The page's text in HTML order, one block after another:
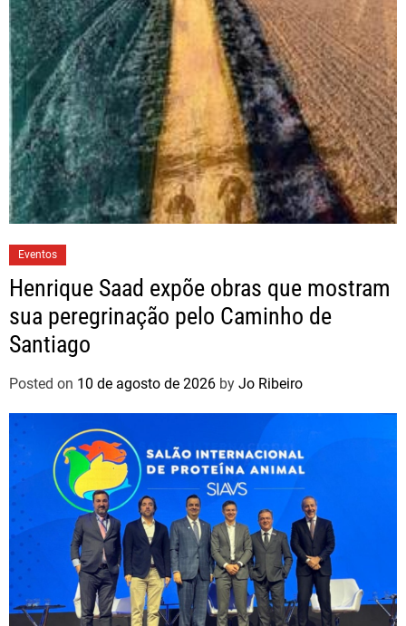
Eventos
Henrique Saad expõe obras que mostram
sua peregrinação pelo Caminho de
Santiago
Posted on 10 de agosto de 2026 by Jo Ribeiro